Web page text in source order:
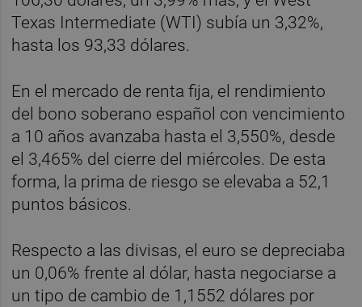
Texas Intermediate (WTI) subía un 3,32%,
hasta los 93,33 dólares.
En el mercado de renta fija, el rendimiento
del bono soberano español con vencimiento
a 10 años avanzaba hasta el 3,550%, desde
el 3,465% del cierre del miércoles. De esta
forma, la prima de riesgo se elevaba a 52,1
puntos básicos.
Respecto a las divisas, el euro se depreciaba
un 0,06% frente al dólar, hasta negociarse a
un tipo de cambio de 1,1552 dólares por